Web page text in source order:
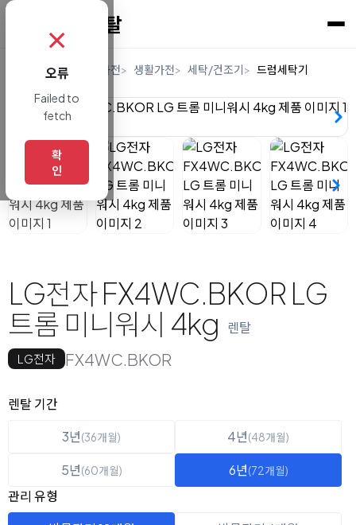
렌탈 디지털/가전 생활가전 세탁/건조기 드럼세탁기
LG전자 FX4WC.BKOR LG
트롬 미니워시 4kg
렌탈
LG전자 FX4WC.BKOR
옵션 선택
렌탈 선택
렌탈 기간
3년(36개월) 4년(48개월)
5년(60개월) 6년(72개월)
관리 유형
✗
오류
Failed to
fetch
확
인